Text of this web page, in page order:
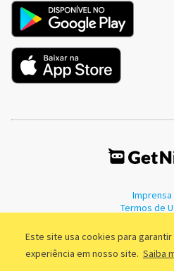
Este site usa cookies para
experiência em nosso site. Saiba
Imprensa
Termos de